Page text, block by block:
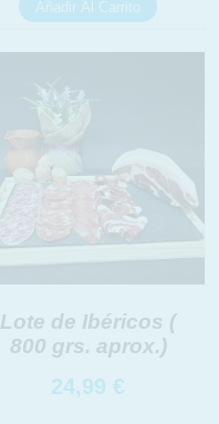
Lote de Ibéricos (
800 grs. aprox.)
24,99 €